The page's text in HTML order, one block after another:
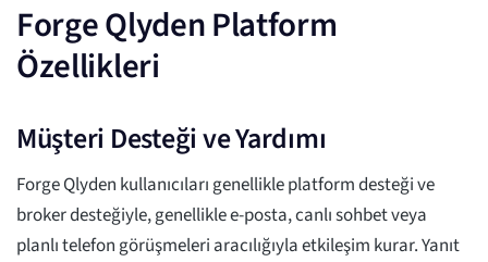
Forge Qlyden Platform
Özellikleri
Müşteri Desteği ve Yardımı
Forge Qlyden kullanıcıları genellikle platform desteği ve
broker desteğiyle, genellikle e-posta, canlı sohbet veya
planlı telefon görüşmeleri aracılığıyla etkileşim kurar. Yanıt